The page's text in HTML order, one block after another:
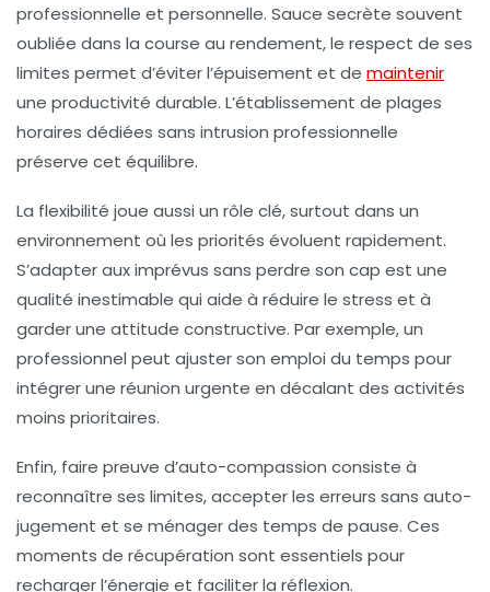
professionnelle et personnelle. Sauce secrète souvent
oubliée dans la course au rendement,le respect de ses
limites permet d’éviter l’épuisement et de maintenir
une productivité durable. L’établissement de plages
horaires dédiées sans intrusion professionnelle
préserve cet équilibre.
La flexibilité joue aussi un rôle clé, surtout dans un
environnement où les priorités évoluent rapidement.
S’adapter aux imprévus sans perdre son cap est une
qualité inestimable qui aide à réduire le stress et à
garder une attitude constructive. Par exemple, un
professionnel peut ajuster son emploi du temps pour
intégrer une réunion urgente en décalant des activités
moins prioritaires.
Enfin, faire preuve d’auto-compassion consiste à
reconnaître ses limites, accepter les erreurs sans auto-
jugement et se ménager des temps de pause. Ces
moments de récupération sont essentiels pour
recharger l’énergie et faciliter la réflexion.